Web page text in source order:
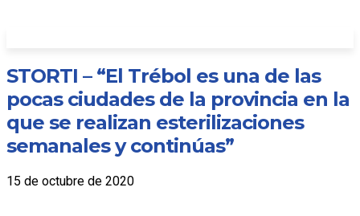
STORTI – “El Trébol es una de las
pocas ciudades de la provincia en la
que se realizan esterilizaciones
semanales y continúas”
15 de octubre de 2020